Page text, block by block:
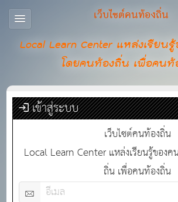
เว็บไซต์คนท้องถิ่น
Local Learn Center แหล่งเรียน
โดยคนท้องถิ่น เพื่อคน
เข้าสู่ระบบ
เว็บไซต์คนท้องถิ่น
Local Learn Center แหล่งเรียนรู้ของ
ถิ่น เพื่อคนท้องถิ่น